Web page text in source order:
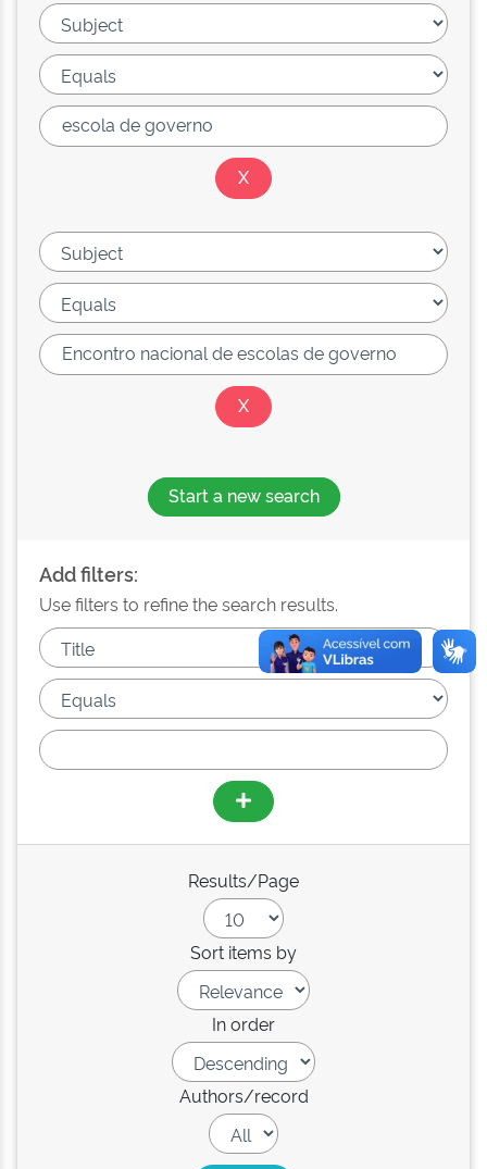
Start a new search
Add filters:
Use filters to refine the search results.
Results/Page
Sort items by
In order
Authors/record